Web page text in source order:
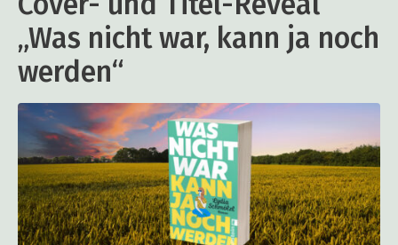
„Was nicht war, kann ja noch
werden“